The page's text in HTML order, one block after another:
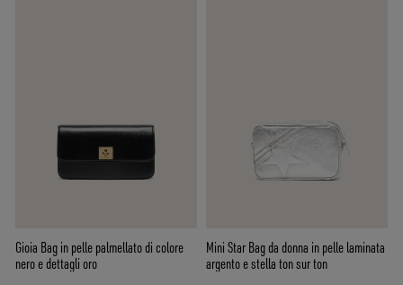
Gioia Bag in pelle palmellato di colore
nero e dettagli oro
Mini Star Bag da donna in pelle laminata
argento e stella ton sur ton